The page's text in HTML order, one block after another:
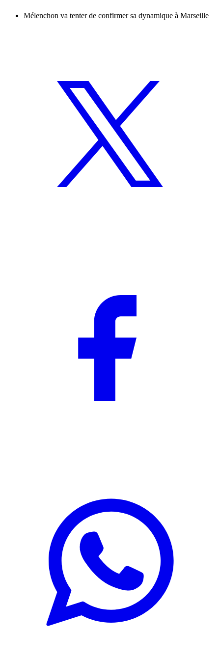
Mélenchon va tenter de confirmer sa dynamique à Marseille